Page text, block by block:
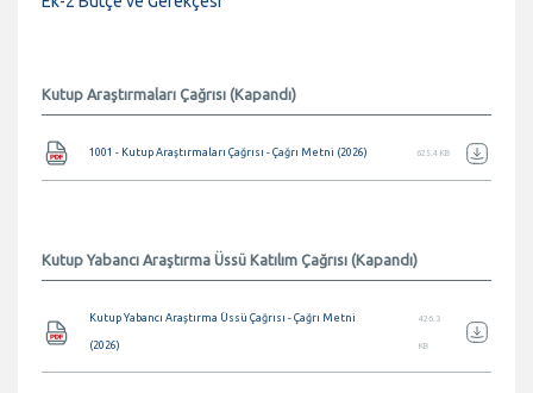
Kutup Araştırmaları Çağrısı (Kapandı)
Belge
1001 - Kutup Araştırmaları Çağrısı - Çağrı Metni (2026) 625.4 KB
Kutup Yabancı Araştırma Üssü Katılım Çağrısı (Kapandı)
Kutup Yabancı Araştırma Üssü Çağrısı - Çağrı Metni
(2026)
426.3
KB